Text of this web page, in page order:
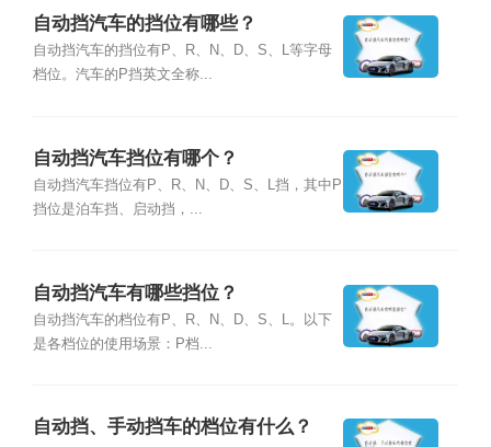
自动挡汽车的挡位有哪些？
自动挡汽车的挡位有P、R、N、D、S、L等字母
档位。汽车的P挡英文全称...
自动挡汽车挡位有哪个？
自动挡汽车挡位有P、R、N、D、S、L挡，其中P
挡位是泊车挡、启动挡，...
自动挡汽车有哪些挡位？
自动挡汽车的档位有P、R、N、D、S、L。以下
是各档位的使用场景：P档...
自动挡、手动挡车的档位有什么？